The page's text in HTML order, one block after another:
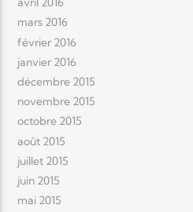
mars 2016
février 2016
janvier 2016
décembre 2015
novembre 2015
octobre 2015
août 2015
juillet 2015
juin 2015
mai 2015